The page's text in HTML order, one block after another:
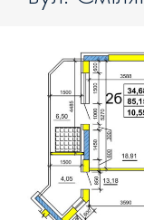
Житлова
Комерційна
Генпідрядні
Всі об’єкти
Клієнтам
Новини
Контакти